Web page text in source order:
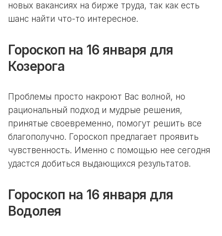
новых вакансиях на бирже труда, так как есть
шанс найти что-то интересное.
Гороскоп на 16 января для
Козерога
Проблемы просто накроют Вас волной, но
рациональный подход и мудрые решения,
принятые своевременно, помогут решить все
благополучно. Гороскоп предлагает проявить
чувственность. Именно с помощью нее сегодня
удастся добиться выдающихся результатов.
Гороскоп на 16 января для
Водолея